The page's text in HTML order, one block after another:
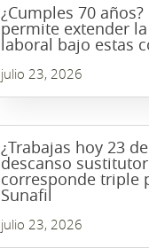
¿Cumples 70
permite extender
laboral bajo estas
julio 23, 2026
¿Trabajas hoy 23
descanso
corresponde triple
Sunafil
julio 23, 2026